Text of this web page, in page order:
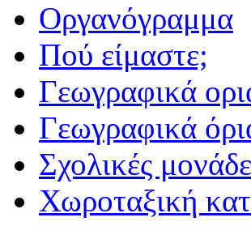
Οργανόγραμμα
Πού είμαστε;
Γεωγραφικά
Γεωγραφικά
Σχολικές
Χωροταξική